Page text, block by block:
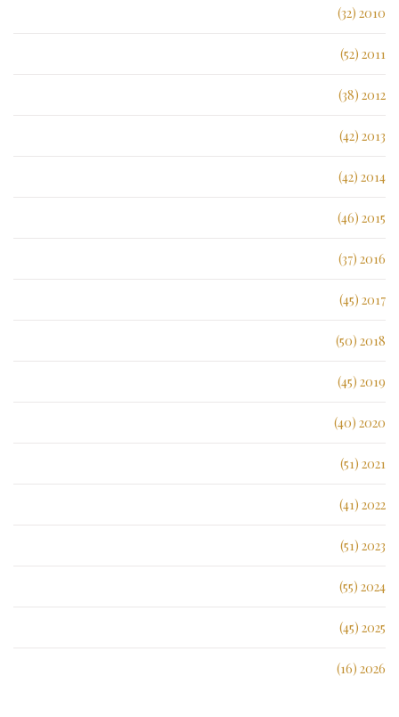
2010 (32)
2011 (52)
2012 (38)
2013 (42)
2014 (42)
2015 (46)
2016 (37)
2017 (45)
2018 (50)
2019 (45)
2020 (40)
2021 (51)
2022 (41)
2023 (51)
2024 (55)
2025 (45)
2026 (16)